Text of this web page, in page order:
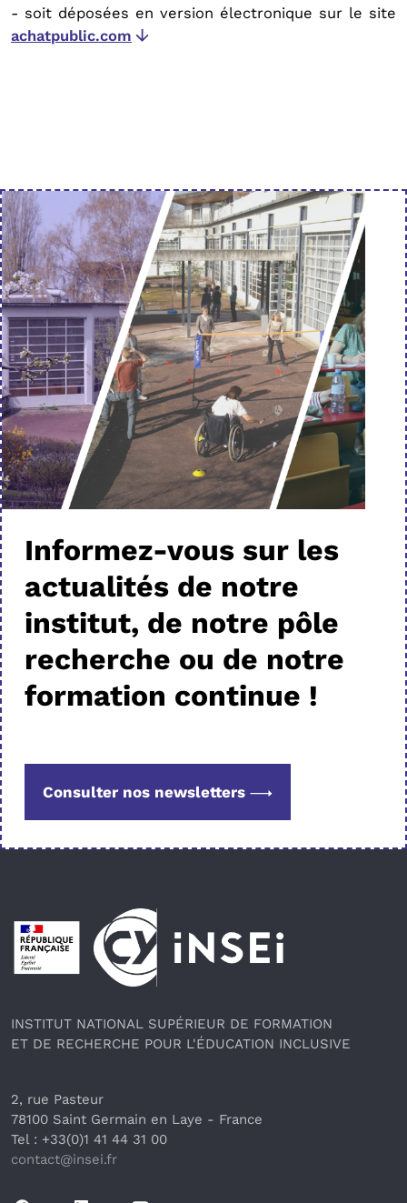
- soit déposées en version électronique sur le site
achatpublic.com
Informez-vous sur les
actualités de notre
institut, de notre pôle
recherche ou de notre
formation continue !
Consulter nos newsletters
Pied de page
INSTITUT NATIONAL SUPÉRIEUR DE FORMATION
ET DE RECHERCHE POUR L'ÉDUCATION INCLUSIVE
2, rue Pasteur
78100 Saint Germain en Laye - France
Tel : +33(0)1 41 44 31 00
contact@insei.fr